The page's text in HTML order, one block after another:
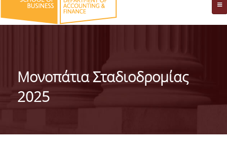
* ΠΛΗΡΟΦΟΡΙΕΣ ΓΙΑ ΜΑΘΗΤΕΣ ΛΥΚΕΙΟΥ *
ΜΕ ΜΙΑ ΜΑΤΙΑ
ΔΙΟΙΚΗΣΗ ΤΟΥ ΤΜΗΜΑΤΟΣ
Μονοπάτια Σταδιοδρομίας
2025